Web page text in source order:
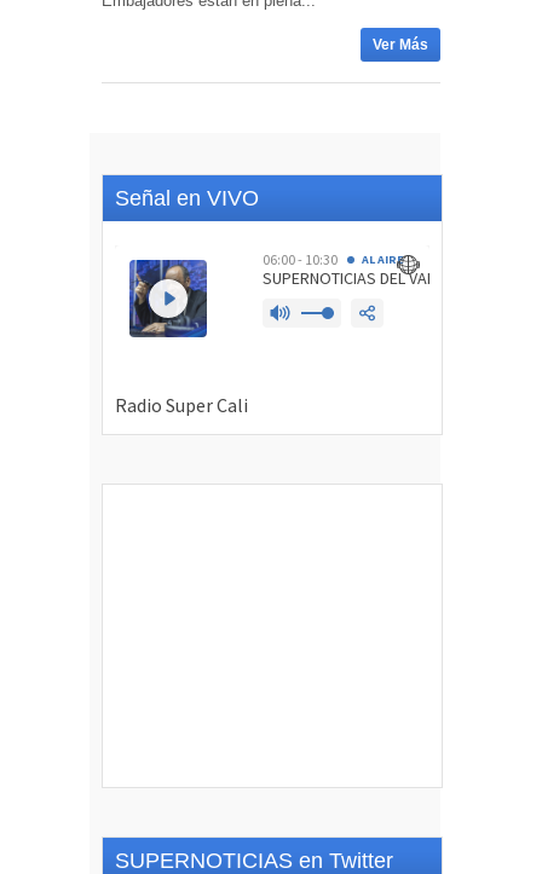
Ver Más
Señal en VIVO
SUPERNOTICIAS en Twitter